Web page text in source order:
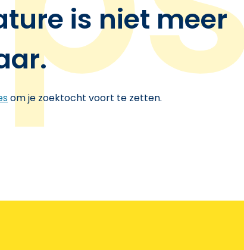
is niet meer
om je zoektocht voort te zetten.